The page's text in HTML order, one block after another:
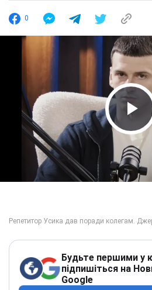
0
Будьте першими у
підпишіться на
Google